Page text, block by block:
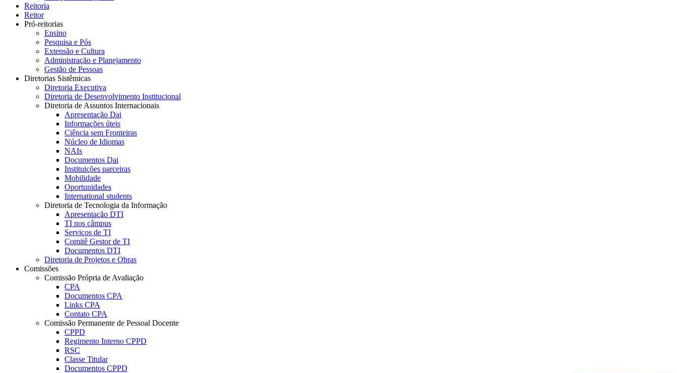
Reitoria
Reitor
Pró-reitorias
Ensino
Pesquisa e Pós
Extensão e Cultura
Administração e Planejamento
Gestão de Pessoas
Diretorias Sistêmicas
Diretoria Executiva
Diretoria de Desenvolvimento Institucional
Diretoria de Assuntos Internacionais
Apresentação Dai
Informações úteis
Ciência sem Fronteiras
Núcleo de Idiomas
NAIs
Documentos Dai
Instituições parceiras
Mobilidade
Oportunidades
International students
Diretoria de Tecnologia da Informação
Apresentação DTI
TI nos câmpus
Serviços de TI
Comitê Gestor de TI
Documentos DTI
Diretoria de Projetos e Obras
Comissões
Comissão Própria de Avaliação
CPA
Documentos CPA
Links CPA
Contato CPA
Comissão Permanente de Pessoal Docente
CPPD
Regimento Interno CPPD
RSC
Classe Titular
Documentos CPPD